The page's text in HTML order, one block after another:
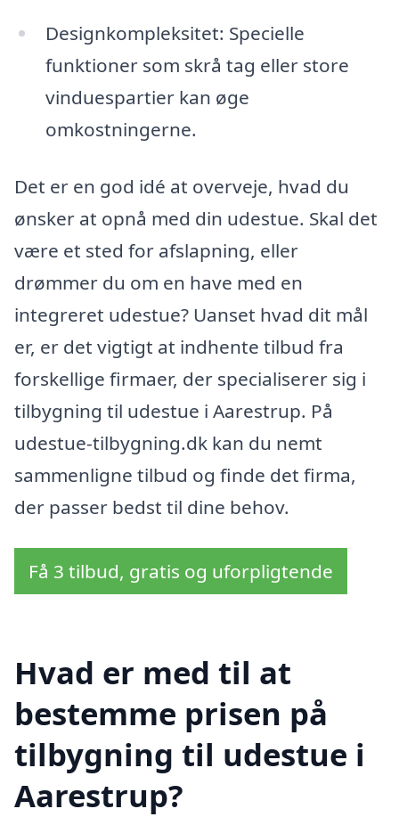
Designkompleksitet: Specielle
funktioner som skrå tag eller store
vinduespartier kan øge
omkostningerne.
Det er en god idé at overveje, hvad du
ønsker at opnå med din udestue. Skal det
være et sted for afslapning, eller
drømmer du om en have med en
integreret udestue? Uanset hvad dit mål
er, er det vigtigt at indhente tilbud fra
forskellige firmaer, der specialiserer sig i
tilbygning til udestue i Aarestrup. På
udestue-tilbygning.dk kan du nemt
sammenligne tilbud og finde det firma,
der passer bedst til dine behov.
Få 3 tilbud, gratis og uforpligtende
Hvad er med til at
bestemme prisen på
tilbygning til udestue i
Aarestrup?